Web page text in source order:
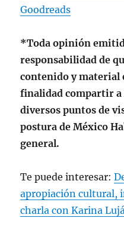
Goodreads
*Toda opinión
responsabilidad de
contenido y material
finalidad compartir a
diversos puntos de
postura de México
general.
Te puede interesar:
apropiación cultural,
charla con Karina